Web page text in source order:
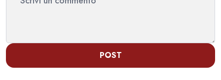
POST